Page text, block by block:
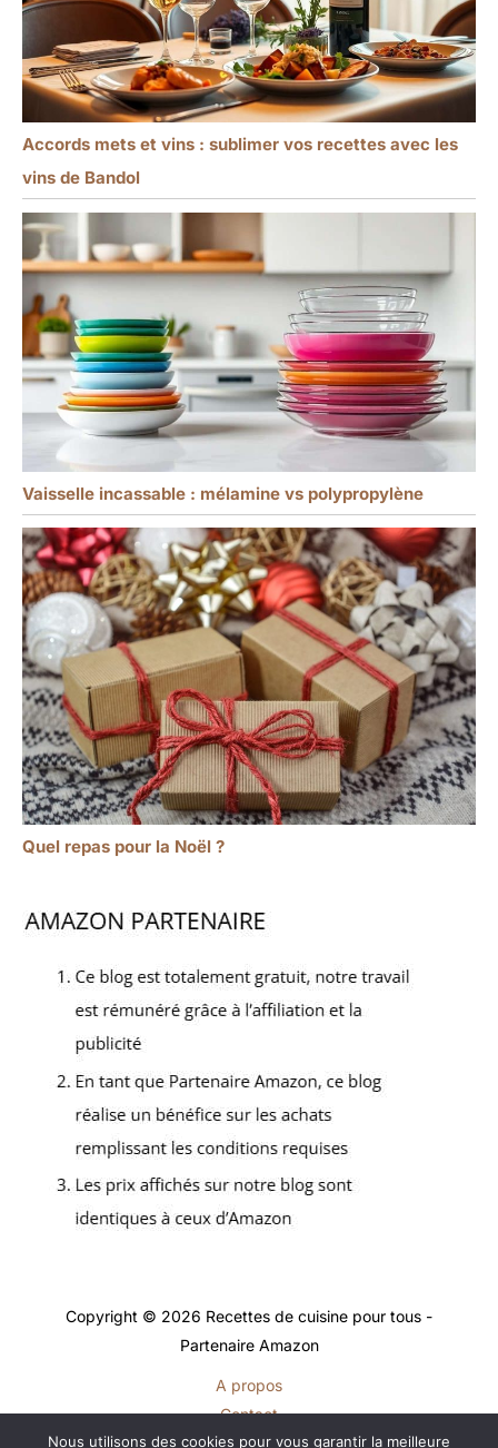
Accords mets et vins : sublimer vos recettes avec les
vins de Bandol
Vaisselle incassable : mélamine vs polypropylène
Quel repas pour la Noël ?
Copyright © 2026 Recettes de cuisine pour tous -
Partenaire Amazon
A propos
Contact
Plan du site
Nous utilisons des cookies pour vous garantir la meilleure